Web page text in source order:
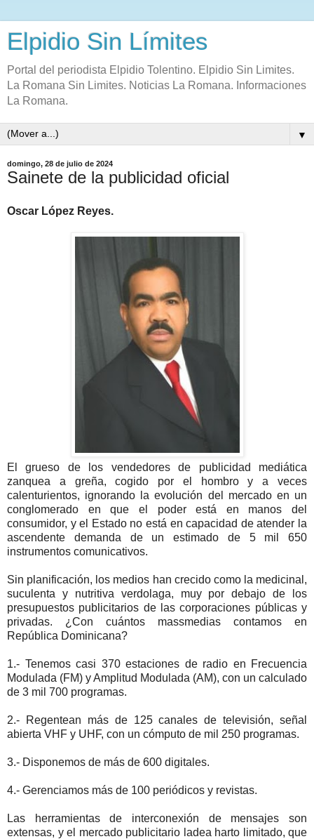
Elpidio Sin Límites
Portal del periodista Elpidio Tolentino. Elpidio Sin Limites.
La Romana Sin Limites. Noticias La Romana. Informaciones
La Romana.
▼
domingo, 28 de julio de 2024
Sainete de la publicidad oficial
Oscar López Reyes.
El grueso de los vendedores de publicidad mediática
zanquea a greña, cogido por el hombro y a veces
calenturientos, ignorando la evolución del mercado en un
conglomerado en que el poder está en manos del
consumidor, y el Estado no está en capacidad de atender la
ascendente demanda de un estimado de 5 mil 650
instrumentos comunicativos.
Sin planificación, los medios han crecido como la medicinal,
suculenta y nutritiva verdolaga, muy por debajo de los
presupuestos publicitarios de las corporaciones públicas y
privadas. ¿Con cuántos massmedias contamos en
República Dominicana?
1.- Tenemos casi 370 estaciones de radio en Frecuencia
Modulada (FM) y Amplitud Modulada (AM), con un calculado
de 3 mil 700 programas.
2.- Regentean más de 125 canales de televisión, señal
abierta VHF y UHF, con un cómputo de mil 250 programas.
3.- Disponemos de más de 600 digitales.
4.- Gerenciamos más de 100 periódicos y revistas.
Las herramientas de interconexión de mensajes son
extensas, y el mercado publicitario ladea harto limitado, que